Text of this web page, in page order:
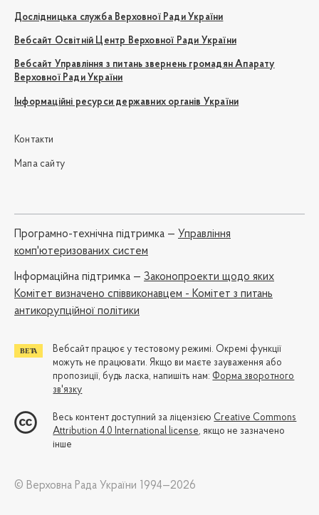
Дослідницька служба Верховної Ради України
Вебсайт Освітній Центр Верховної Ради України
Вебсайт Управління з питань звернень громадян Апарату
Верховної Ради України
Інформаційні ресурси державних органів України
Контакти
Мапа сайту
Програмно-технічна підтримка — Управління
комп'ютеризованих систем
Iнформаційна підтримка — Законопроекти щодо яких
Комітет визначено співвиконавцем - Комітет з питань
антикорупційної політики
Вебсайт працює у тестовому режимі. Окремі функції
можуть не працювати. Якщо ви маєте зауваження або
пропозиції, будь ласка, напишіть нам: Форма зворотного
зв'язку
Весь контент доступний за ліцензією Creative Commons
Attribution 4.0 International license, якщо не зазначено
інше
© Верховна Рада України 1994—2026